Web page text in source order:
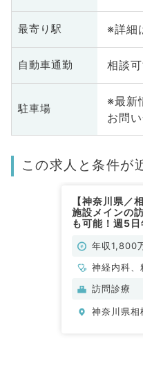
最寄り駅 ※詳細
自動車通勤 相談
駐車場
※最新
お問
この求人と条件が
【神奈川県
施設メインの
も可能！週5
年収1,800
神経内科、
内科、アレ
科、美容外
訪問診療
神奈川県相